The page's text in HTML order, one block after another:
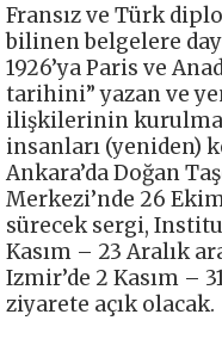
Fransız ve Türk
bilinen belgelere
1926’ya Paris ve
tarihini” yazan ve
ilişkilerinin
insanları (yeniden)
Ankara’da Doğan
Merkezi’nde 26
sürecek sergi,
Kasım – 23 Aralık
Izmir’de 2 Kasım –
ziyarete açık olacak.